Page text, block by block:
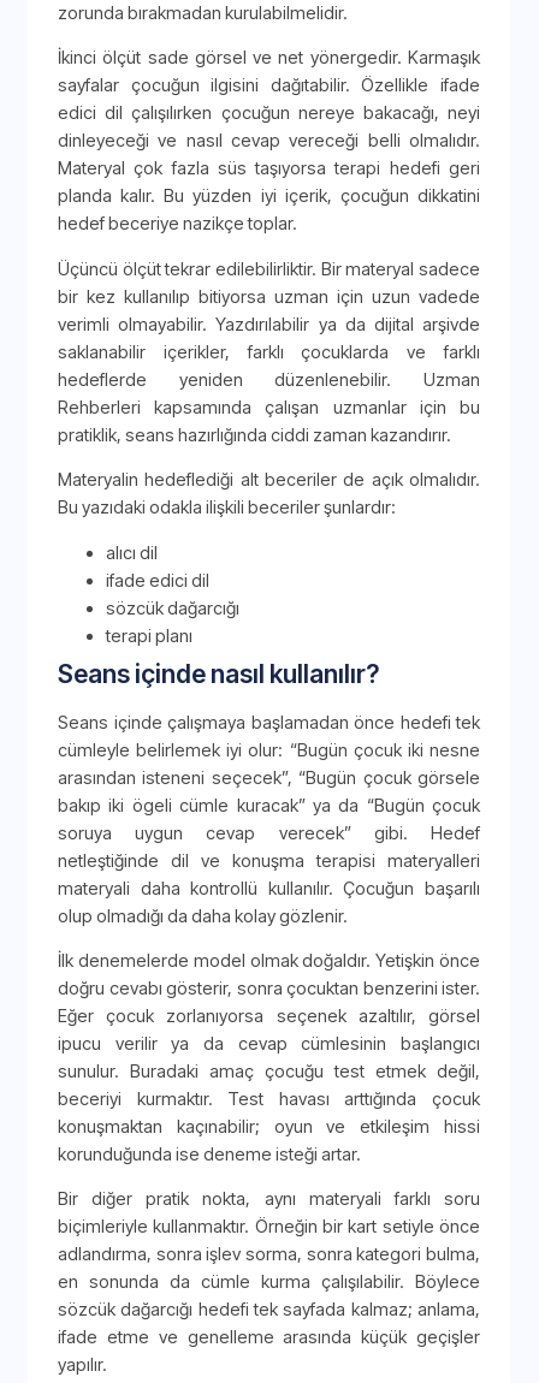
zorunda bırakmadan kurulabilmelidir.
İkinci ölçüt sade görsel ve net yönergedir. Karmaşık
sayfalar çocuğun ilgisini dağıtabilir. Özellikle ifade
edici dil çalışılırken çocuğun nereye bakacağı, neyi
dinleyeceği ve nasıl cevap vereceği belli olmalıdır.
Materyal çok fazla süs taşıyorsa terapi hedefi geri
planda kalır. Bu yüzden iyi içerik, çocuğun dikkatini
hedef beceriye nazikçe toplar.
Üçüncü ölçüt tekrar edilebilirliktir. Bir materyal sadece
bir kez kullanılıp bitiyorsa uzman için uzun vadede
verimli olmayabilir. Yazdırılabilir ya da dijital arşivde
saklanabilir içerikler, farklı çocuklarda ve farklı
hedeflerde yeniden düzenlenebilir. Uzman
Rehberleri kapsamında çalışan uzmanlar için bu
pratiklik, seans hazırlığında ciddi zaman kazandırır.
Materyalin hedeflediği alt beceriler de açık olmalıdır.
Bu yazıdaki odakla ilişkili beceriler şunlardır:
alıcı dil
ifade edici dil
sözcük dağarcığı
terapi planı
Seans içinde nasıl kullanılır?
Seans içinde çalışmaya başlamadan önce hedefi tek
cümleyle belirlemek iyi olur: “Bugün çocuk iki nesne
arasından isteneni seçecek”, “Bugün çocuk görsele
bakıp iki ögeli cümle kuracak” ya da “Bugün çocuk
soruya uygun cevap verecek” gibi. Hedef
netleştiğinde dil ve konuşma terapisi materyalleri
materyali daha kontrollü kullanılır. Çocuğun başarılı
olup olmadığı da daha kolay gözlenir.
İlk denemelerde model olmak doğaldır. Yetişkin önce
doğru cevabı gösterir, sonra çocuktan benzerini ister.
Eğer çocuk zorlanıyorsa seçenek azaltılır, görsel
ipucu verilir ya da cevap cümlesinin başlangıcı
sunulur. Buradaki amaç çocuğu test etmek değil,
beceriyi kurmaktır. Test havası arttığında çocuk
konuşmaktan kaçınabilir; oyun ve etkileşim hissi
korunduğunda ise deneme isteği artar.
Bir diğer pratik nokta, aynı materyali farklı soru
biçimleriyle kullanmaktır. Örneğin bir kart setiyle önce
adlandırma, sonra işlev sorma, sonra kategori bulma,
en sonunda da cümle kurma çalışılabilir. Böylece
sözcük dağarcığı hedefi tek sayfada kalmaz; anlama,
ifade etme ve genelleme arasında küçük geçişler
yapılır.